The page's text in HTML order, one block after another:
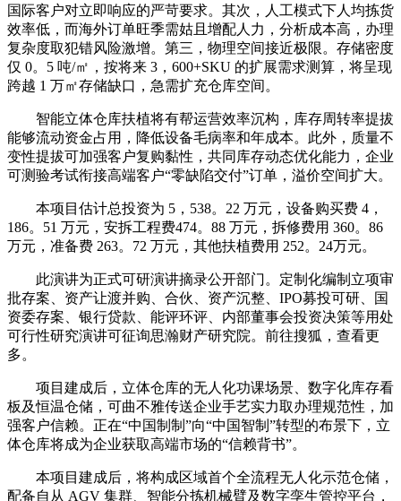
国际客户对立即响应的严苛要求。其次，人工模式下人均拣货
效率低，而海外订单旺季需姑且增配人力，分析成本高，办理
复杂度取犯错风险激增。第三，物理空间接近极限。存储密度
仅 0。5 吨/㎡，按将来 3，600+SKU 的扩展需求测算，将呈现
跨越 1 万㎡存储缺口，急需扩充仓库空间。
智能立体仓库扶植将有帮运营效率沉构，库存周转率提拔
能够流动资金占用，降低设备毛病率和年成本。此外，质量不
变性提拔可加强客户复购黏性，共同库存动态优化能力，企业
可测验考试衔接高端客户“零缺陷交付”订单，溢价空间扩大。
本项目估计总投资为 5，538。22 万元，设备购买费 4，
186。51 万元，安拆工程费474。88 万元，拆修费用 360。86
万元，准备费 263。72 万元，其他扶植费用 252。24万元。
此演讲为正式可研演讲摘录公开部门。定制化编制立项审
批存案、资产让渡并购、合伙、资产沉整、IPO募投可研、国
资委存案、银行贷款、能评环评、内部董事会投资决策等用处
可行性研究演讲可征询思瀚财产研究院。前往搜狐，查看更
多。
项目建成后，立体仓库的无人化功课场景、数字化库存看
板及恒温仓储，可曲不雅传送企业手艺实力取办理规范性，加
强客户信赖。正在“中国制制”向“中国智制”转型的布景下，立
体仓库将成为企业获取高端市场的“信赖背书”。
本项目建成后，将构成区域首个全流程无人化示范仓储，
配备自从 AGV 集群、智能分拣机械臂及数字孪生管控平台，